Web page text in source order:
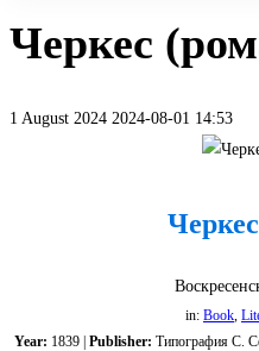
Черкес
1 August 2024 2024-08-01 14:53
in: Book,
Year: 1839 | Publisher: Типография С.